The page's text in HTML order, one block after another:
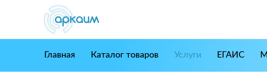
Главная Каталог товаров Услуги ЕГАИС